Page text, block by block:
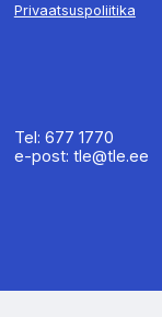
Privaatsuspoliitika
Tel: 677 1770
e-post: tle@tle.ee